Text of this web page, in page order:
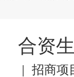
合资
| 招商项